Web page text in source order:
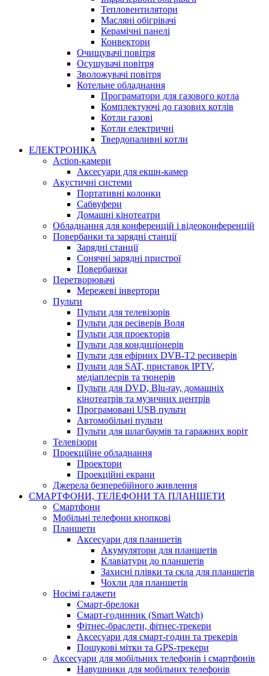
Тепловентилятори
Масляні обігрівачі
Керамічні панелі
Конвектори
Очищувачі повітря
Осушувачі повітря
Зволожувачі повітря
Котельне обладнання
Програматори для газового котла
Комплектуючі до газових котлів
Котли газові
Котли електричні
Твердопаливні котли
ЕЛЕКТРОНІКА
Action-камери
Аксесуари для екшн-камер
Акустичні системи
Портативні колонки
Сабвуфери
Домашні кінотеатри
Обладнання для конференцій і відеоконференцій
Повербанки та зарядні станції
Зарядні станції
Сонячні зарядні пристрої
Повербанки
Перетворювачі
Мережеві інвертори
Пульти
Пульти для телевізорів
Пульти для ресіверів Воля
Пульти для проекторів
Пульти для кондиціонерів
Пульти для ефірних DVB-T2 ресиверів
Пульти для SAT, приставок IPTV,
медіаплеєрів та тюнерів
Пульти для DVD, Blu-ray, домашніх
кінотеатрів та музичних центрів
Програмовані USB пульти
Автомобільні пульти
Пульти для шлагбаумів та гаражних воріт
Телевізори
Проекційне обладнання
Проектори
Проекційні екрани
Джерела безперебійного живлення
СМАРТФОНИ, ТЕЛЕФОНИ ТА ПЛАНШЕТИ
Смартфони
Мобільні телефони кнопкові
Планшети
Аксесуари для планшетів
Акумулятори для планшетів
Клавіатури до планшетів
Захисні плівки та скла для планшетів
Чохли для планшетів
Носімі гаджети
Смарт-брелоки
Смарт-годинник (Smart Watch)
Фітнес-браслети, фітнес-трекери
Аксесуари для смарт-годин та трекерів
Пошукові мітки та GPS-трекери
Аксесуари для мобільних телефонів і смартфонів
Навушники для мобільних телефонів